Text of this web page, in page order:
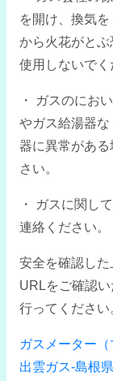
を開け、換気
から火花がと
使用しないでく
・ ガスのにお
やガス給湯器
器に異常があ
さい。
・ ガスに関し
連絡ください。
安全を確認し
URLをご確認
行ってください
ガスメーター
出雲ガス-島根